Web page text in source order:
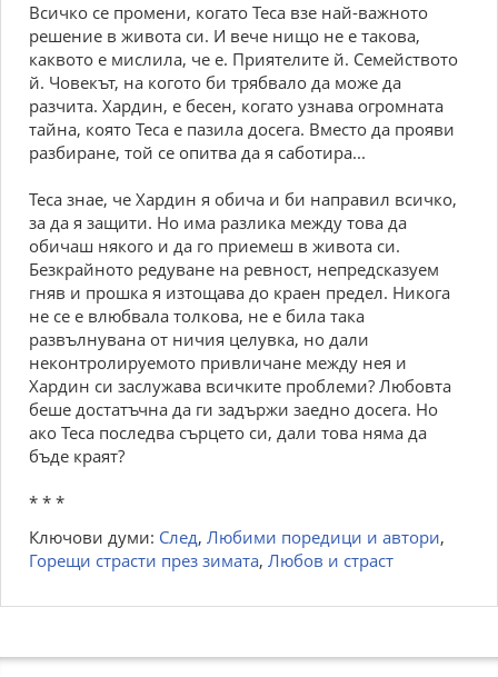
Всичко се промени, когато Теса взе най-важното
решение в живота си. И вече нищо не е такова,
каквото е мислила, че е. Приятелите й. Семейството
й. Човекът, на когото би трябвало да може да
разчита. Хардин, е бесен, когато узнава огромната
тайна, която Теса е пазила досега. Вместо да прояви
разбиране, той се опитва да я саботира...
Теса знае, че Хардин я обича и би направил всичко,
за да я защити. Но има разлика между това да
обичаш някого и да го приемеш в живота си.
Безкрайното редуване на ревност, непредсказуем
гняв и прошка я изтощава до краен предел. Никога
не се е влюбвала толкова, не е била така
развълнувана от ничия целувка, но дали
неконтролируемото привличане между нея и
Хардин си заслужава всичките проблеми? Любовта
беше достатъчна да ги задържи заедно досега. Но
ако Теса последва сърцето си, дали това няма да
бъде краят?
* * *
Ключови думи: След, Любими поредици и автори,
Горещи страсти през зимата, Любов и страст